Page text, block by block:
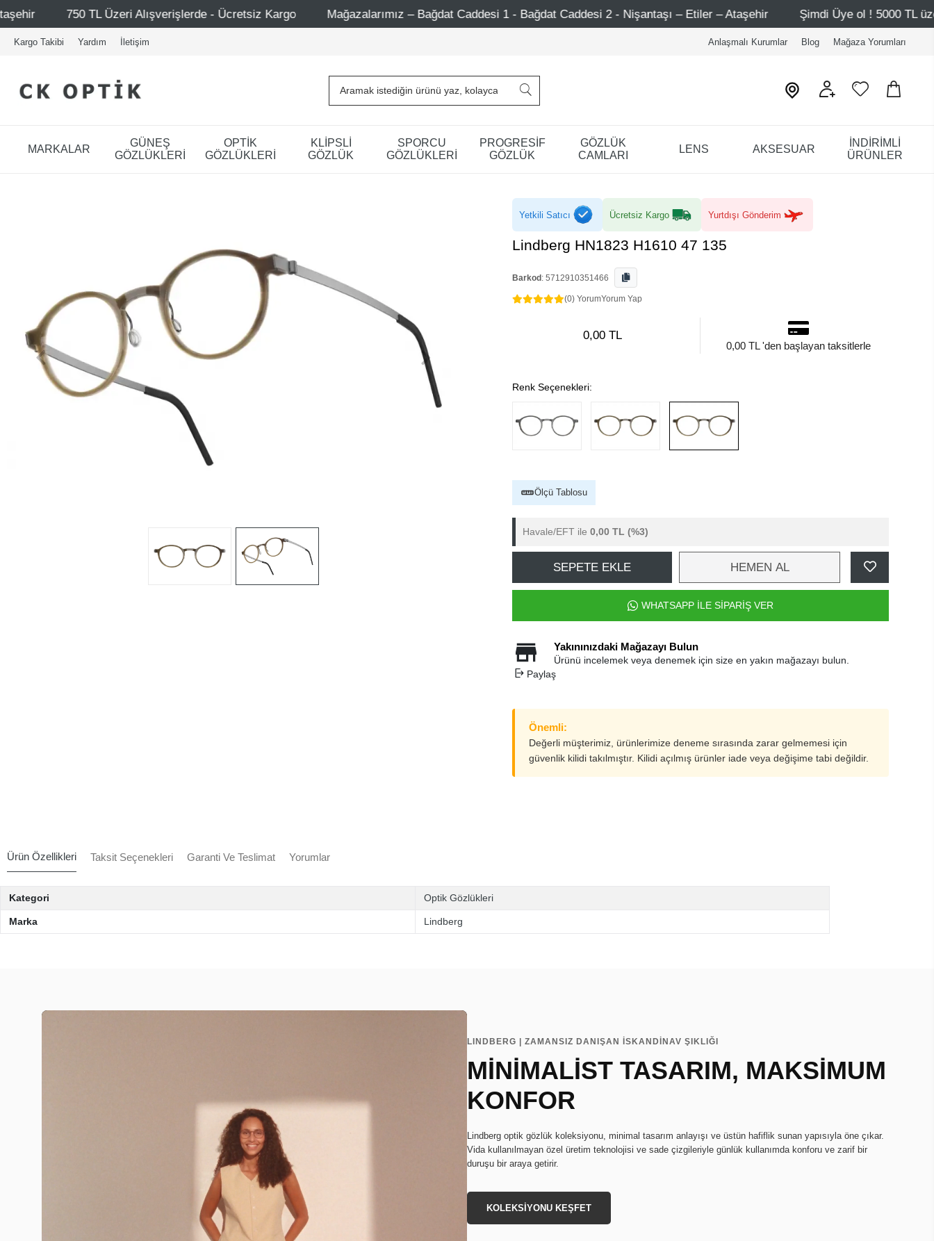
Alışverişlerde - Ücretsiz Kargo Mağazalarımız – Bağdat Caddesi 1 - Bağdat Caddesi 2 - Nişantaşı – Etiler – Ataşehir Şimdi Üye ol ! 5000 TL üzeri ilk alışverişinde 500
Kargo Takibi Yardım İletişim Anlaşmalı Kurumlar Blog Mağaza Yorumları
MARKALAR
GÜNEŞ
GÖZLÜKLERİ
OPTİK
GÖZLÜKLERİ
KLİPSLİ
GÖZLÜK
SPORCU
GÖZLÜKLERİ
PROGRESİF
GÖZLÜK
GÖZLÜK
CAMLARI
LENS AKSESUAR
İNDİRİMLİ
ÜRÜNLER
Yetkili Satıcı Ücretsiz Kargo Yurtdışı Gönderim
Lindberg HN1823 H1610 47 135
Barkod : 5712910351466
(0) YorumYorum Yap
0,00 TL
0,00 TL 'den başlayan taksitlerle
Renk Seçenekleri:
Ölçü Tablosu
Havale/EFT ile 0,00 TL (%3)
SEPETE EKLE HEMEN AL
WHATSAPP İLE SİPARİŞ VER
Yakınınızdaki Mağazayı Bulun
Ürünü incelemek veya denemek için size en yakın mağazayı bulun.
Paylaş
Önemli:
Değerli müşterimiz, ürünlerimize deneme sırasında zarar gelmemesi için
güvenlik kilidi takılmıştır. Kilidi açılmış ürünler iade veya değişime tabi değildir.
Ürün Özellikleri Taksit Seçenekleri Garanti Ve Teslimat Yorumlar
Kategori Optik Gözlükleri
Marka Lindberg
LINDBERG | ZAMANSIZ DANIŞAN İSKANDİNAV ŞIKLIĞI
MİNİMALİST TASARIM, MAKSİMUM
KONFOR
Lindberg optik gözlük koleksiyonu, minimal tasarım anlayışı ve üstün hafiflik sunan yapısıyla öne çıkar.
Vida kullanılmayan özel üretim teknolojisi ve sade çizgileriyle günlük kullanımda konforu ve zarif bir
duruşu bir araya getirir.
KOLEKSİYONU KEŞFET